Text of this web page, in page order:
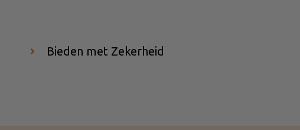
Bieden met Zekerheid